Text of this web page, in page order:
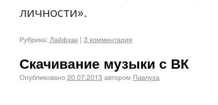
личности».
Рубрика: Лайфхак | 3 комментария
Скачивание музыки с ВК
Опубликовано 20.07.2013 автором Павлуха